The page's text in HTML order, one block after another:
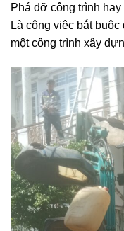
Phá dỡ công trình
Là công việc bắt
một công trình xây